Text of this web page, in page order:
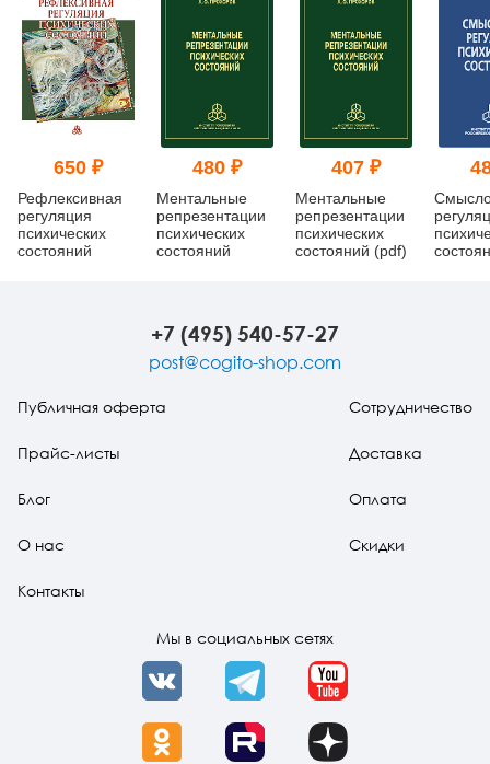
650 ₽
Рефлексивная
регуляция
психических
состояний
480 ₽
Ментальные
репрезентации
психических
состояний
407 ₽
Ментальные
репрезентации
психических
состояний (pdf)
+7 (495) 540-57-27
post@cogito-shop.com
Публичная оферта
Прайс-листы
Блог
О нас
Контакты
Сотрудничество
Доставка
Оплата
Скидки
Мы в социальных сетях
VK Telegram YouTube
OK Rutube Dzen